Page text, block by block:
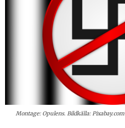
Montage: Opulens. Bildkälla: Pixabay.com